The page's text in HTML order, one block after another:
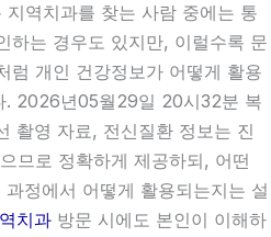
역치과를 찾는 사람 중에는 통
하는 경우도 있지만, 이럴수록 문
럼 개인 건강정보가 어떻게 활용
. 2026년05월29일 20시32분 복
촬영 자료, 전신질환 정보는 진
므로 정확하게 제공하되, 어떤
정에서 어떻게 활용되는지는 설
치과 방문 시에도 본인이 이해하